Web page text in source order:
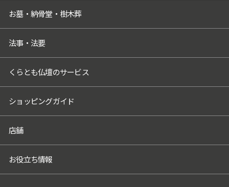
5．個人情報取扱いの委託
当社は事業運営上、お客様により良いサー
ビスを提供するために業務の一部を外部に
委託しています。業務委託先に対しては、
個人情報を預けることがあります。この場
合、個人情報を適切に取り扱っていると認
められる委託先を選定し、契約等において
個人情報の適正管理・機密保持などにより
6．個人情報の開示等の請求
お客様は、当社に対してご自身の個人情報
お墓・納骨堂・樹木葬
法事・法要
くらとも仏壇のサービス
ショッピングガイド
店舗
お役立ち情報